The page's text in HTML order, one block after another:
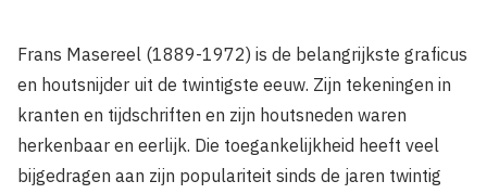
Frans Masereel (1889-1972) is de belangrijkste graficus
en houtsnijder uit de twintigste eeuw. Zijn tekeningen in
kranten en tijdschriften en zijn houtsneden waren
herkenbaar en eerlijk. Die toegankelijkheid heeft veel
bijgedragen aan zijn populariteit sinds de jaren twintig